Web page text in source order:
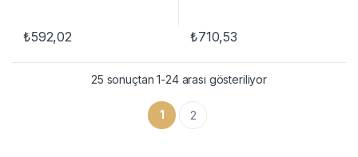
₺592,02
Bu ürünün birden fazla varyasyonu var. Seçenekler ürün
₺710,53
Bu ürünün birden fazla
25 sonuçtan 1-24 arası gösteriliyor
1 2